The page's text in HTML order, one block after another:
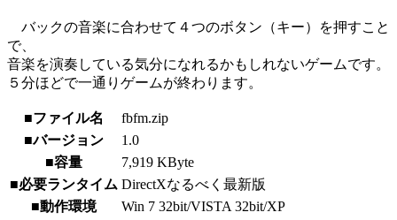
バックの音楽に合わせて４つのボタン（キー）を押すこと
で、
音楽を演奏している気分になれるかもしれないゲームです。
５分ほどで一通りゲームが終わります。
■ファイル名
fbfm.zip
■バージョン
1.0
■容量
7,919 KByte
■必要ランタイム DirectXなるべく最新版
■動作環境
Win 7 32bit/VISTA 32bit/XP